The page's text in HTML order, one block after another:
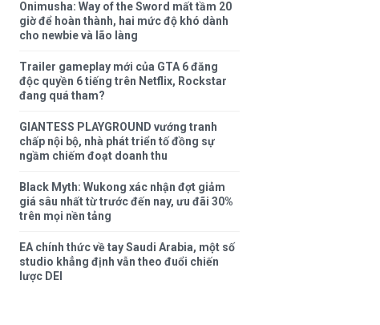
Onimusha: Way of the Sword mất tầm 20
giờ để hoàn thành, hai mức độ khó dành
cho newbie và lão làng
Trailer gameplay mới của GTA 6 đăng
độc quyền 6 tiếng trên Netflix, Rockstar
đang quá tham?
GIANTESS PLAYGROUND vướng tranh
chấp nội bộ, nhà phát triển tố đồng sự
ngầm chiếm đoạt doanh thu
Black Myth: Wukong xác nhận đợt giảm
giá sâu nhất từ trước đến nay, ưu đãi 30%
trên mọi nền tảng
EA chính thức về tay Saudi Arabia, một số
studio khẳng định vẫn theo đuổi chiến
lược DEI